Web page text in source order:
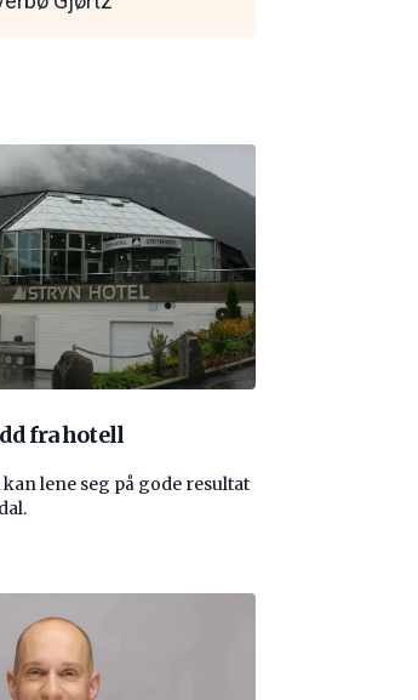
fra hotell
lene seg på gode resultat